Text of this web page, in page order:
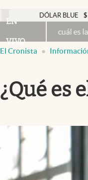
Otras secciones
Infotechnology
Clima
Eventos Corporativos
El Cronista Studio
Mediakit
DÓLAR BLUE $ 1530 -
EN
VIVO
es la cotización del
El Cronista
¿Qué es